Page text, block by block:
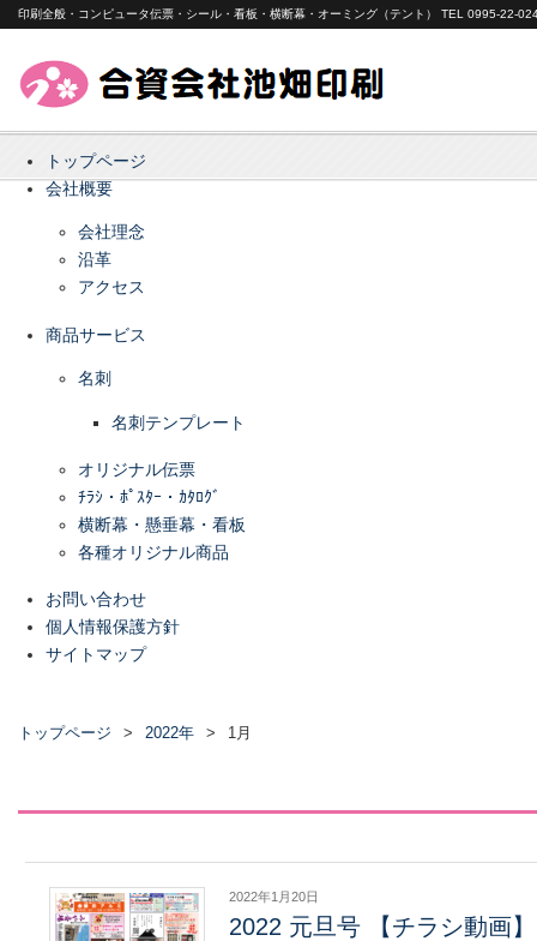
印刷全般・コンピュータ伝票・シール・看板・横断幕・オーミング（テント） TEL 0995-22-
トップページ
会社概要
会社理念
沿革
アクセス
商品サービス
名刺
名刺テンプレート
オリジナル伝票
ﾁﾗｼ・ﾎﾟｽﾀｰ・ｶﾀﾛｸﾞ
横断幕・懸垂幕・看板
各種オリジナル商品
お問い合わせ
個人情報保護方針
サイトマップ
トップページ 2022年 1月
2022年1月20日
2022 元旦号 【チラシ動画】